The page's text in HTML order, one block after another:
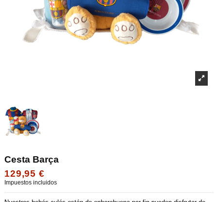
Cesta Barça
129,95 €
Impuestos incluidos